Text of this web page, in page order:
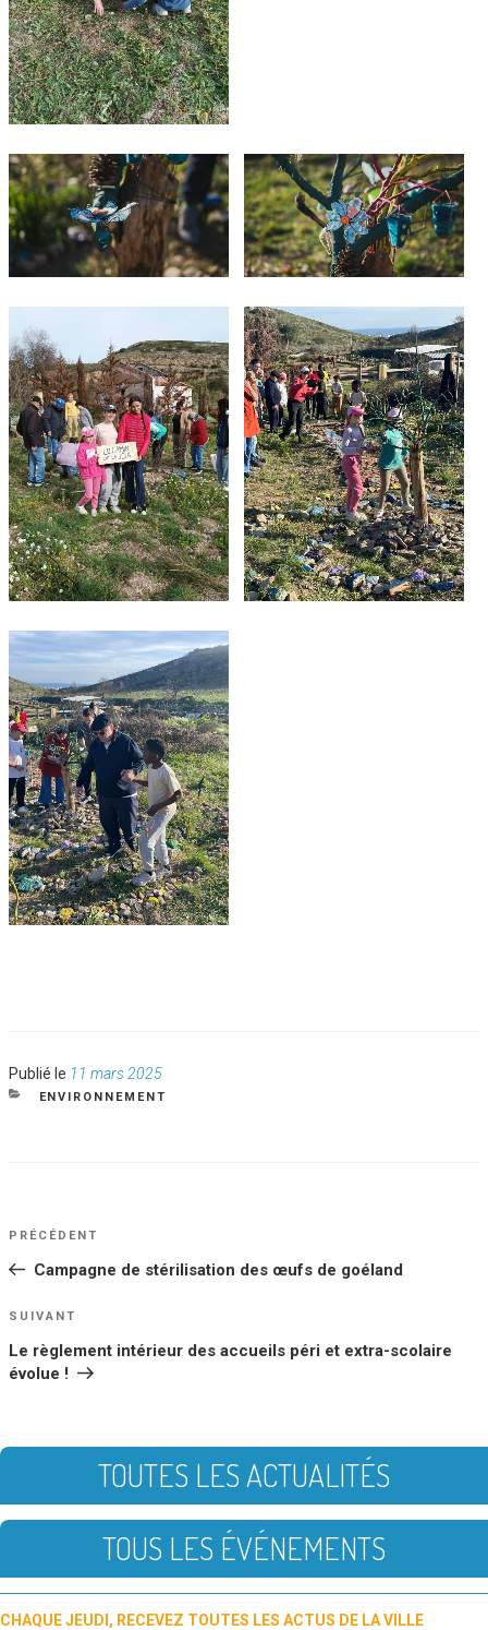
Publié le Publié
le
11 mars 2025
CATÉGORIES
ENVIRONNEMENT
NAVIGATION
DE
L’ARTICLE
Article
PRÉCÉDENT
Campagne de stérilisation des œufs de goéland
Article
SUIVANT
Le règlement intérieur des accueils péri et extra-scolaire
évolue !
TOUTES LES ACTUALITÉS
TOUS LES ÉVÉNEMENTS
CHAQUE JEUDI, RECEVEZ TOUTES LES ACTUS DE LA VILLE